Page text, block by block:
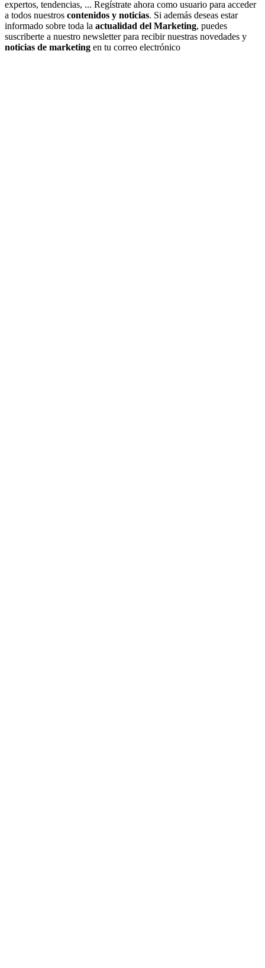
expertos, tendencias, ... Regístrate ahora como usuario para acceder
a todos nuestros contenidos y noticias. Si además deseas estar
informado sobre toda la actualidad del Marketing, puedes
suscriberte a nuestro newsletter para recibir nuestras novedades y
noticias de marketing en tu correo electrónico